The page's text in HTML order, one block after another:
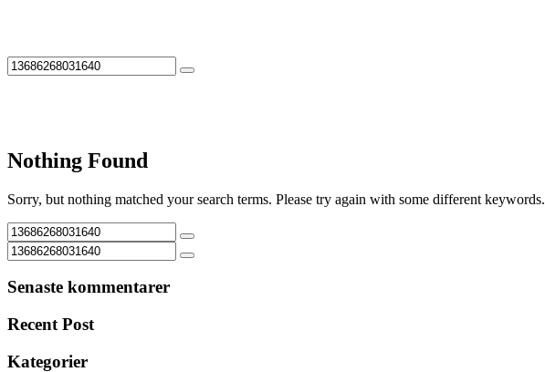
Nothing Found
Sorry, but nothing matched your search terms. Please try again with some different keywords.
Senaste kommentarer
Recent Post
Kategorier